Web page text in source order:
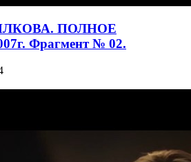
ПОЛНОЕ
Фрагмент № 02.